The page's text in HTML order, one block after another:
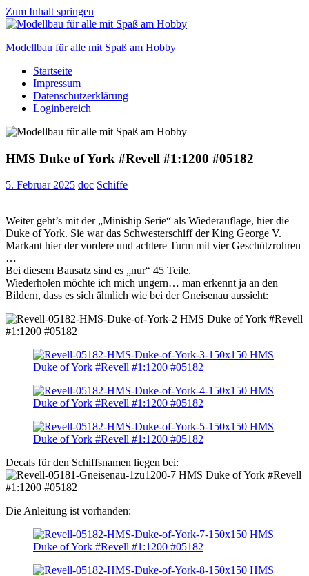
Zum Inhalt springen
Modellbau für alle mit Spaß am Hobby
Scale
modelling
to
Startseite
Impressum
Datenschutzerklärung
Loginbereich
HMS Duke of York #Revell #1:1200 #05182
5. Februar 2025 doc Schiffe
Weiter geht’s mit der „Miniship Serie“ als Wiederauflage, hier die
Duke of York. Sie war das Schwesterschiff der King George V.
Markant hier der vordere und achtere Turm mit vier Geschützrohren
…
Bei diesem Bausatz sind es „nur“ 45 Teile.
Wiederholen möchte ich mich ungern… man erkennt ja an den
Bildern, dass es sich ähnlich wie bei der Gneisenau aussieht:
Decals für den Schiffsnamen liegen bei:
Die Anleitung ist vorhanden: